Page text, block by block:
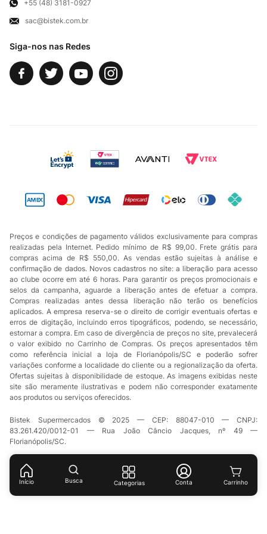
Início Busca Categorias Conta
Siga-nos nas Redes
Exercício de Direito
Fale Conosco
+55 (48) 3181-0927
sac@bistek.com.br
Preços e condições de pagamento válidos exclusivamente para compras
realizadas pela Internet. Pedido mínimo de R$ 99,00. Frete grátis para
compras acima de R$ 550,00. As vendas estão sujeitas à análise e
confirmação de dados. Novos cadastros no site: a liberação para acesso
ao clube ocorre em até 6 horas. Para garantir os preços promocionais e
selos da campanha, aguarde a liberação antes de efetuar a compra.
Compras realizadas antes dessa liberação não terão os benefícios
aplicados. A empresa reserva-se o direito de corrigir eventuais ofertas e
erros de digitação, incluindo erros tipográficos, podendo, se necessário,
estornar a compra. Em caso de divergência de preços no site, prevalecerá
o valor exibido no Carrinho de Compras. Os preços apresentados têm
como referência inicial a loja de Florianópolis/SC e poderão sofrer
variações conforme a localidade do cliente ou a regionalização da oferta.
Ofertas sujeitas à disponibilidade de estoque. As imagens exibidas neste
site são meramente ilustrativas e podem não corresponder exatamente
aos produtos ou serviços oferecidos.
Bistek Supermercados © 2025 — CEP: 88047-010 — CNPJ:
83.261.420/0012-01 — Rua João Câncio Jacques, nº 49 —
Florianópolis/SC.